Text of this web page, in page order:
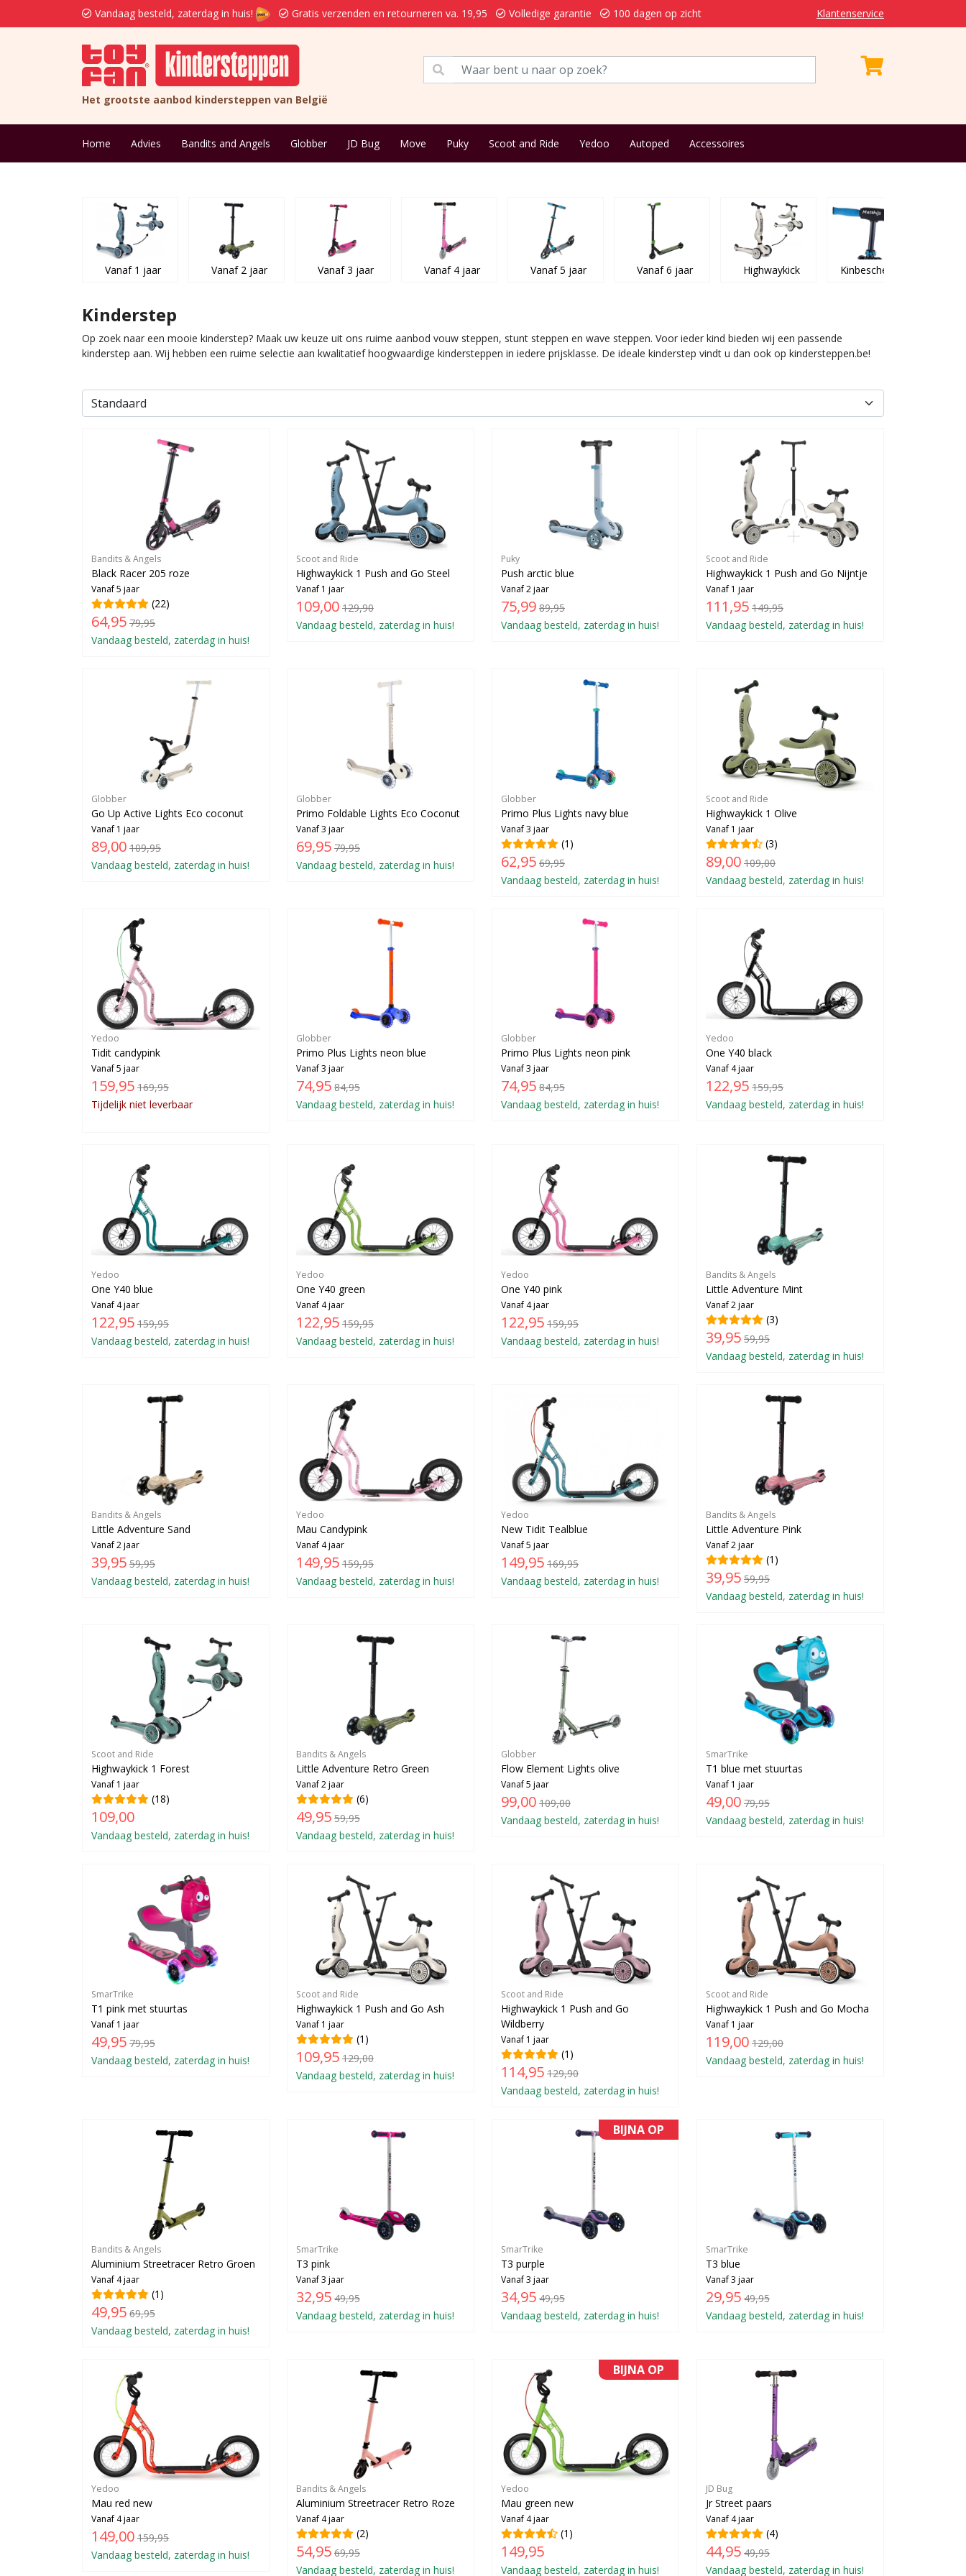
Vandaag besteld, zaterdag in huis! Gratis verzenden en retourneren va. 19,95 Volledige garantie 100 dagen op zicht Klantenservice
Het grootste aanbod kindersteppen van België
Home Advies Bandits and Angels Globber JD Bug Move Puky Scoot and Ride Yedoo Autoped Accessoires
Vanaf 1 jaar Vanaf 2 jaar Vanaf 3 jaar Vanaf 4 jaar Vanaf 5 jaar Vanaf 6 jaar Highwaykick Kinbeschermers
Kinderstep
Op zoek naar een mooie kinderstep? Maak uw keuze uit ons ruime aanbod vouw steppen, stunt steppen en wave steppen. Voor ieder kind bieden wij een passende
kinderstep aan. Wij hebben een ruime selectie aan kwalitatief hoogwaardige kindersteppen in iedere prijsklasse. De ideale kinderstep vindt u dan ook op kindersteppen.be!
Bandits & Angels
Black Racer 205 roze
Vanaf 5 jaar
(22)
64,95 79,95
Vandaag besteld, zaterdag in huis!
Scoot and Ride
Highwaykick 1 Push and Go Steel
Vanaf 1 jaar
109,00 129,90
Vandaag besteld, zaterdag in huis!
Puky
Push arctic blue
Vanaf 2 jaar
75,99 89,95
Vandaag besteld, zaterdag in huis!
Scoot and Ride
Highwaykick 1 Push and Go Nijntje
Vanaf 1 jaar
111,95 149,95
Vandaag besteld, zaterdag in huis!
Globber
Go Up Active Lights Eco coconut
Vanaf 1 jaar
89,00 109,95
Vandaag besteld, zaterdag in huis!
Globber
Primo Foldable Lights Eco Coconut
Vanaf 3 jaar
69,95 79,95
Vandaag besteld, zaterdag in huis!
Globber
Primo Plus Lights navy blue
Vanaf 3 jaar
(1)
62,95 69,95
Vandaag besteld, zaterdag in huis!
Scoot and Ride
Highwaykick 1 Olive
Vanaf 1 jaar
(3)
89,00 109,00
Vandaag besteld, zaterdag in huis!
Yedoo
Tidit candypink
Vanaf 5 jaar
159,95 169,95
Tijdelijk niet leverbaar
Globber
Primo Plus Lights neon blue
Vanaf 3 jaar
74,95 84,95
Vandaag besteld, zaterdag in huis!
Globber
Primo Plus Lights neon pink
Vanaf 3 jaar
74,95 84,95
Vandaag besteld, zaterdag in huis!
Yedoo
One Y40 black
Vanaf 4 jaar
122,95 159,95
Vandaag besteld, zaterdag in huis!
Yedoo
One Y40 blue
Vanaf 4 jaar
122,95 159,95
Vandaag besteld, zaterdag in huis!
Yedoo
One Y40 green
Vanaf 4 jaar
122,95 159,95
Vandaag besteld, zaterdag in huis!
Yedoo
One Y40 pink
Vanaf 4 jaar
122,95 159,95
Vandaag besteld, zaterdag in huis!
Bandits & Angels
Little Adventure Mint
Vanaf 2 jaar
(3)
39,95 59,95
Vandaag besteld, zaterdag in huis!
Bandits & Angels
Little Adventure Sand
Vanaf 2 jaar
39,95 59,95
Vandaag besteld, zaterdag in huis!
Yedoo
Mau Candypink
Vanaf 4 jaar
149,95 159,95
Vandaag besteld, zaterdag in huis!
Yedoo
New Tidit Tealblue
Vanaf 5 jaar
149,95 169,95
Vandaag besteld, zaterdag in huis!
Bandits & Angels
Little Adventure Pink
Vanaf 2 jaar
(1)
39,95 59,95
Vandaag besteld, zaterdag in huis!
Scoot and Ride
Highwaykick 1 Forest
Vanaf 1 jaar
(18)
109,00
Vandaag besteld, zaterdag in huis!
Bandits & Angels
Little Adventure Retro Green
Vanaf 2 jaar
(6)
49,95 59,95
Vandaag besteld, zaterdag in huis!
Globber
Flow Element Lights olive
Vanaf 5 jaar
99,00 109,00
Vandaag besteld, zaterdag in huis!
SmarTrike
T1 blue met stuurtas
Vanaf 1 jaar
49,00 79,95
Vandaag besteld, zaterdag in huis!
SmarTrike
T1 pink met stuurtas
Vanaf 1 jaar
49,95 79,95
Vandaag besteld, zaterdag in huis!
Scoot and Ride
Highwaykick 1 Push and Go Ash
Vanaf 1 jaar
(1)
109,95 129,00
Vandaag besteld, zaterdag in huis!
Scoot and Ride
Highwaykick 1 Push and Go
Wildberry
Vanaf 1 jaar
(1)
114,95 129,90
Vandaag besteld, zaterdag in huis!
Scoot and Ride
Highwaykick 1 Push and Go Mocha
Vanaf 1 jaar
119,00 129,00
Vandaag besteld, zaterdag in huis!
Bandits & Angels
Aluminium Streetracer Retro Groen
Vanaf 4 jaar
(1)
49,95 69,95
Vandaag besteld, zaterdag in huis!
SmarTrike
T3 pink
Vanaf 3 jaar
32,95 49,95
Vandaag besteld, zaterdag in huis!
BIJNA OP
SmarTrike
T3 purple
Vanaf 3 jaar
34,95 49,95
Vandaag besteld, zaterdag in huis!
SmarTrike
T3 blue
Vanaf 3 jaar
29,95 49,95
Vandaag besteld, zaterdag in huis!
Yedoo
Mau red new
Vanaf 4 jaar
149,00 159,95
Vandaag besteld, zaterdag in huis!
Bandits & Angels
Aluminium Streetracer Retro Roze
Vanaf 4 jaar
(2)
54,95 69,95
Vandaag besteld, zaterdag in huis!
BIJNA OP
Yedoo
Mau green new
Vanaf 4 jaar
(1)
149,95
Vandaag besteld, zaterdag in huis!
JD Bug
Jr Street paars
Vanaf 4 jaar
(4)
44,95 49,95
Vandaag besteld, zaterdag in huis!